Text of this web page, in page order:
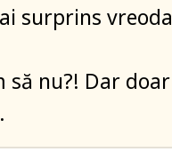
surprins
să nu?! Dar